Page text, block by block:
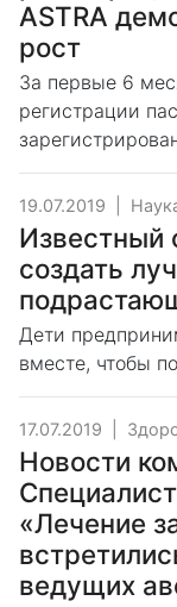
ASTRA
рост
За первые 6
регистрации
19.07.2019
Известный
создать
Дети
вместе, чтобы
17.07.2019
Новости
«Лечение
ведущих